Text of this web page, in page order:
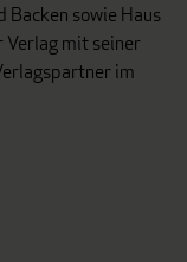
sowie Haus
Verlag mit seiner
im